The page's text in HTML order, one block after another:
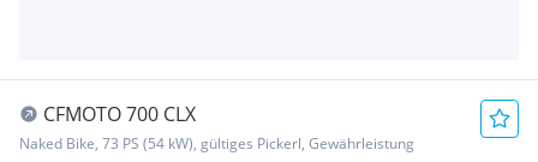
CFMOTO 700 CLX
Naked Bike, 73 PS (54 kW), gültiges Pickerl, Gewährleistung